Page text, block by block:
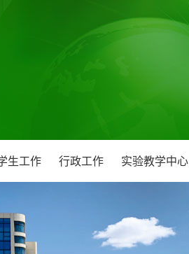
生工作 行政工作 实验教学中心